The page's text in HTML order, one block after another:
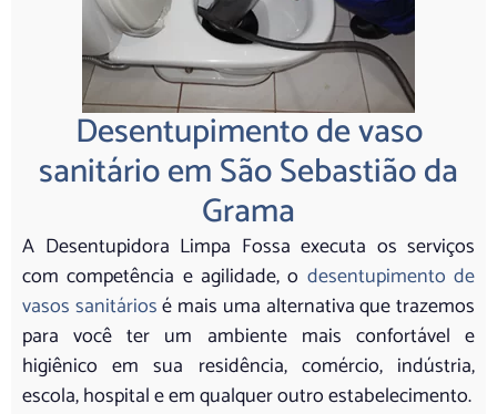
Desentupimento de vaso
sanitário em São Sebastião da
Grama
A Desentupidora Limpa Fossa executa os serviços
com competência e agilidade, o desentupimento de
vasos sanitáriosé mais uma alternativa que trazemos
para você ter um ambiente mais confortável e
higiênico em sua residência, comércio, indústria,
escola, hospital e em qualquer outro estabelecimento.